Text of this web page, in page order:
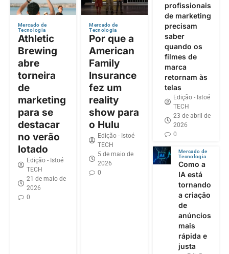
Mercado de
Tecnologia
Athletic
Brewing
abre
torneira
de
marketing
para se
destacar
no verão
lotado
Edição - Istoé
TECH
21 de maio de
2026
0
Mercado de
Tecnologia
Por que a
American
Family
Insurance
fez um
reality
show para
o Hulu
Edição - Istoé
TECH
5 de maio de
2026
0
profissionais
de marketing
precisam
saber
quando os
filmes de
marca
retornam às
telas
Edição - Istoé
TECH
23 de abril de
2026
0
Mercado de
Tecnologia
Como a
IA está
tornando
a criação
de
anúncios
mais
rápida e
justa